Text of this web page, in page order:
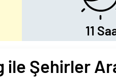
11
ile Şehirler